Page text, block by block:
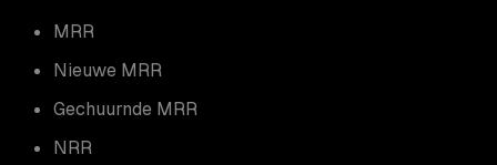
MRR
Nieuwe MRR
Gechuurnde MRR
NRR